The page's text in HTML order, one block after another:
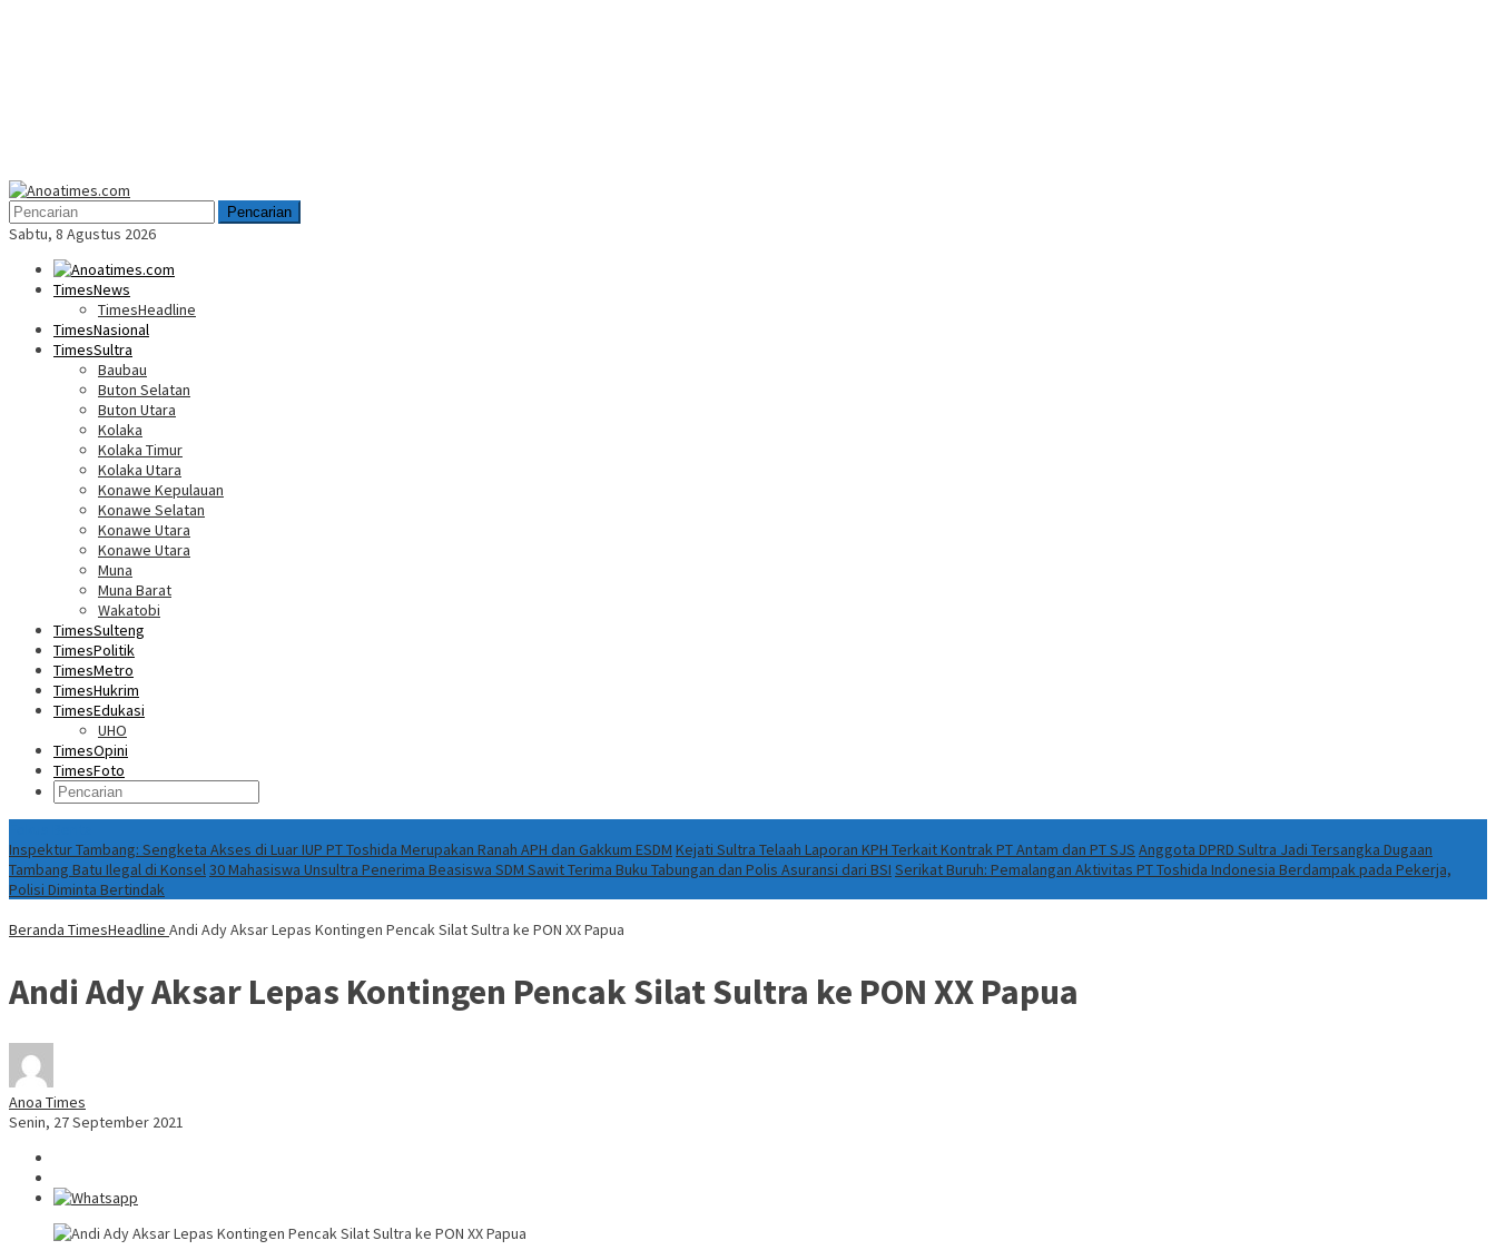
Menu
Mobile
Pencarian
Sabtu, 8 Agustus 2026
TimesNews
TimesHeadline
TimesNasional
TimesSultra
Baubau
Buton Selatan
Buton Utara
Kolaka
Kolaka Timur
Kolaka Utara
Konawe Kepulauan
Konawe Selatan
Konawe Utara
Konawe Utara
Muna
Muna Barat
Wakatobi
TimesSulteng
TimesPolitik
TimesMetro
TimesHukrim
TimesEdukasi
UHO
TimesOpini
TimesFoto
Inspektur Tambang: Sengketa Akses di Luar IUP PT Toshida Merupakan Ranah APH dan Gakkum ESDM Kejati Sultra Telaah Laporan KPH Terkait Kontrak PT Antam dan PT SJS Anggota DPRD Sultra Jadi Tersangka Dugaan
Tambang Batu Ilegal di Konsel30 Mahasiswa Unsultra Penerima Beasiswa SDM Sawit Terima Buku Tabungan dan Polis Asuransi dari BSI Serikat Buruh: Pemalangan Aktivitas PT Toshida Indonesia Berdampak pada Pekerja,
Polisi Diminta Bertindak
Beranda TimesHeadline Andi Ady Aksar Lepas Kontingen Pencak Silat Sultra ke PON XX Papua
Andi Ady Aksar Lepas Kontingen Pencak Silat Sultra ke PON XX Papua
Anoa Times
Senin, 27 September 2021